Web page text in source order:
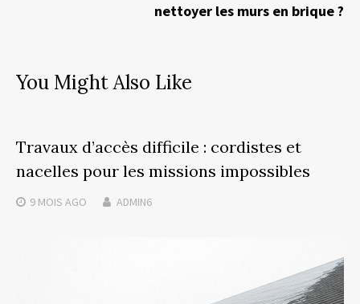
nettoyer les murs en brique ?
You Might Also Like
Travaux d’accès difficile : cordistes et
nacelles pour les missions impossibles
9 MOIS AGO ADMIN6